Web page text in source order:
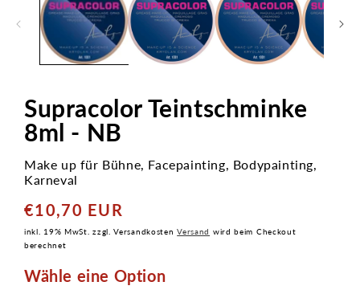
Supracolor Teintschminke
8ml - NB
Make up für Bühne, Facepainting, Bodypainting,
Karneval
Normaler
Preis
€10,70 EUR
inkl. 19% MwSt. zzgl. VersandkostenVersand wird beim Checkout
berechnet
Wähle eine Option